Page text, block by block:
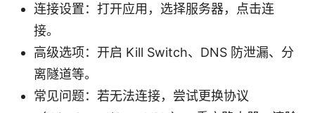
连接设置：打开应用，选择服务器，点击连
接。
高级选项：开启 Kill Switch、DNS 防泄漏、分
离隧道等。
常见问题：若无法连接，尝试更换协议